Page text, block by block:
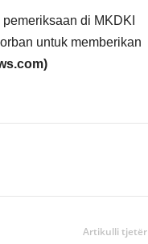
di MKDKI
untuk memberikan
Artikulli tjetër